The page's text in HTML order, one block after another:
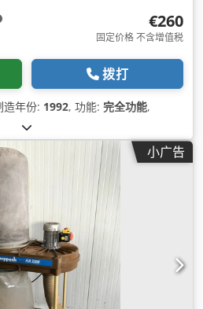
€260
固定价格 不含增值税
拨打
造年份: 1992, 功能: 完全功能,
小广告